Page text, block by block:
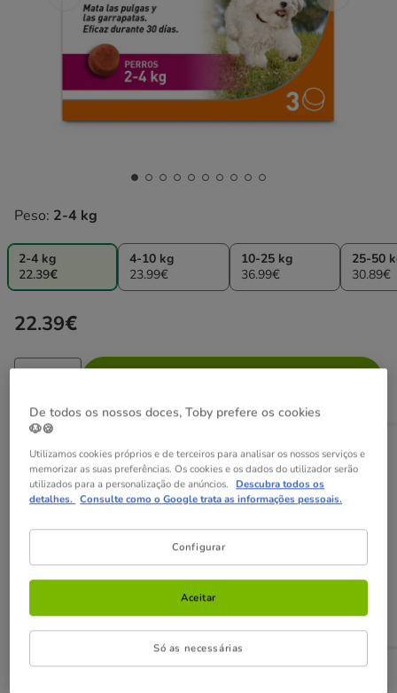
Peso: 2-4 kg
2-4 kg
22.39€
4-10 kg
23.99€
10-25 kg
36.99€
25-50
30.89€
Preço 22.39€
22.39€
Opções de envio Ver detalhes
Recolha em loja com Click & Collect
Disponível
selecionadas
Envio ao domicílio
1-3 dias úteis
De todos os nossos doces, Toby prefere os cookies
🐶🍪
Utilizamos cookies próprios e de terceiros para analisar os nossos serviços e
memorizar as suas preferências. Os cookies e os dados do utilizador serão
utilizados para a personalização de anúncios. Descubra todos os
detalhes. Consulte como o Google trata as informações pessoais.
Configurar
Só as necessárias
Aceitar